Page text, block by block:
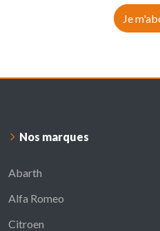
Je
Nos marques
Abarth
Alfa Romeo
Citroen